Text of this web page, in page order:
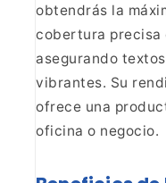
obtendrás la
cobertura precisa
asegurando
vibrantes. Su
ofrece una
oficina o negocio.